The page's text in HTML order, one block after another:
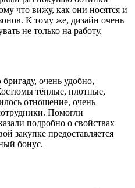
что вижу, как они носятся и
К тому же, дизайн очень
не только на работу.
очень удобно,
тёплые, плотные,
отношение, очень
Помогли
подробно о свойствах
закупке предоставляется
бонус.